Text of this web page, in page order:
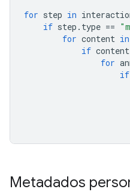
for step in
if step . type ==
for content in
if content
for
if
Metadados